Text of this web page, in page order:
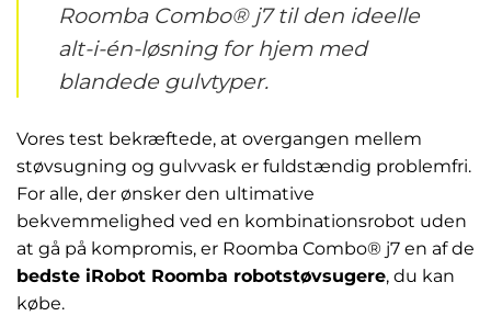
Roomba Combo® j7 til den ideelle
alt-i-én-løsning for hjem med
blandede gulvtyper.
Vores test bekræftede, at overgangen mellem
støvsugning og gulvvask er fuldstændig problemfri.
For alle, der ønsker den ultimative
bekvemmelighed ved en kombinationsrobot uden
at gå på kompromis, er Roomba Combo® j7 en af de
bedste iRobot Roomba robotstøvsugere, du kan
købe.